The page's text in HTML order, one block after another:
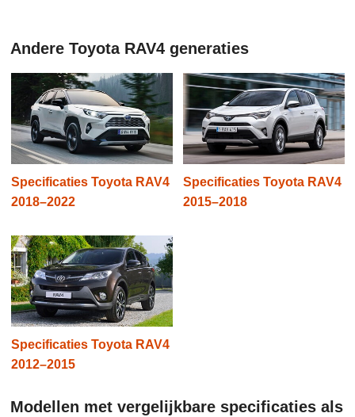
Andere Toyota RAV4 generaties
Specificaties Toyota RAV4
2018–2022
Specificaties Toyota RAV4
2015–2018
Specificaties Toyota RAV4
2012–2015
Modellen met vergelijkbare specificaties als